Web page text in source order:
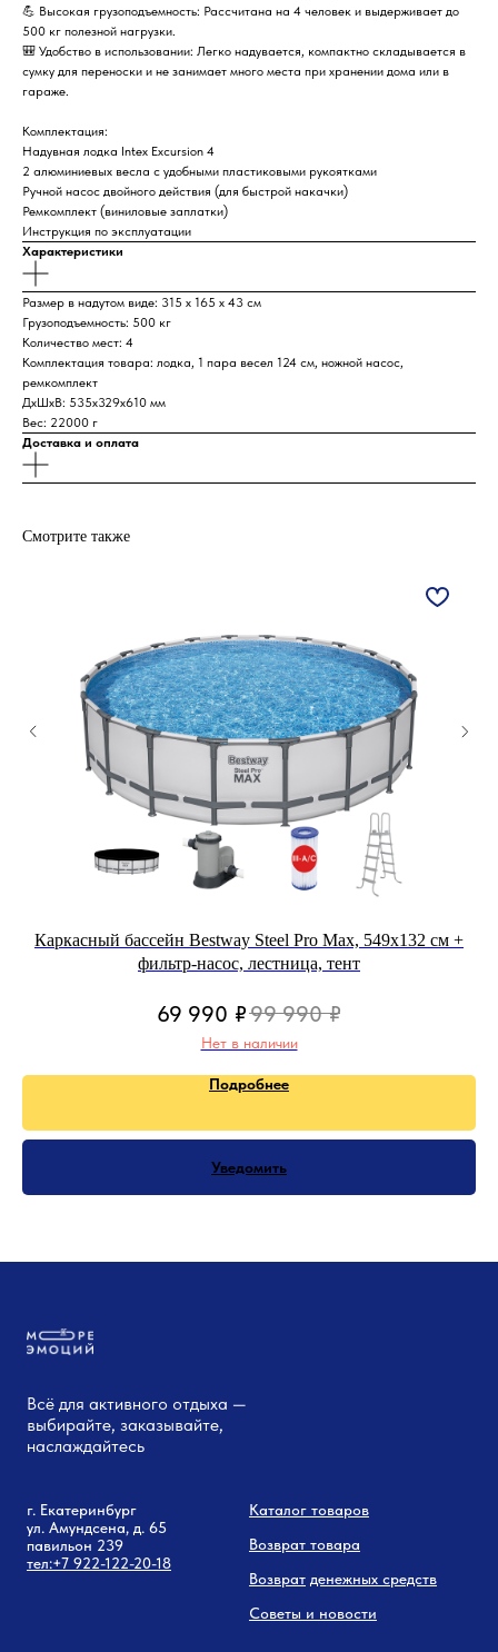
💪 Высокая грузоподъемность: Рассчитана на 4 человек и выдерживает до
500 кг полезной нагрузки.
🎒 Удобство в использовании: Легко надувается, компактно складывается в
сумку для переноски и не занимает много места при хранении дома или в
гараже.
Комплектация:
Надувная лодка Intex Excursion 4
2 алюминиевых весла с удобными пластиковыми рукоятками
Ручной насос двойного действия (для быстрой накачки)
Ремкомплект (виниловые заплатки)
Инструкция по эксплуатации
Характеристики
Размер в надутом виде: 315 х 165 х 43 см
Грузоподъемность: 500 кг
Количество мест: 4
Комплектация товара: лодка, 1 пара весел 124 см, ножной насос,
ремкомплект
ДxШxВ: 535x329x610 мм
Вес: 22000 г
Доставка и оплата
Смотрите также
Каркасный бассейн Bestway Steel Pro Max, 549х132 см +
фильтр-насос, лестница, тент
69 990 ₽99 990 ₽
Нет в наличии
Подробнее
Уведомить
Всё для активного отдыха —
выбирайте, заказывайте,
наслаждайтесь
г. Екатеринбург
ул. Амундсена, д. 65
павильон 239
тел:+7 922-122-20-18
Каталог товаров
Возврат товара
Возврат денежных средств
Советы и новости